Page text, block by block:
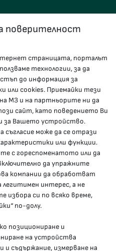
Неделя“ №5
поверителност
страницата, порталът
технологии, за да
до информация за
cookies. Приемайки тези
МЗ и на партньорите ни да
сайт, като поведението Ви
за Вашето устройство.
съгласие може да се отрази
или функции.
с гореспоменатото или да
да упражните
компании да обработват
легитимен интерес, а не
избора си по всяко време,
по-долу.
позициониране и
на устройства
и съдържание, измерване на